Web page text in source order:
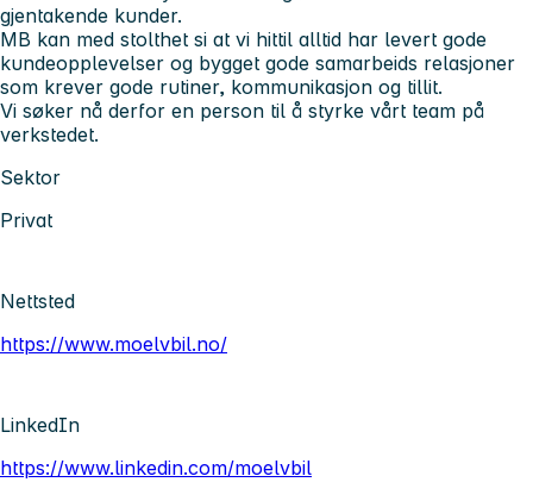
gjentakende kunder.
MB kan med stolthet si at vi hittil alltid har levert gode
kundeopplevelser og bygget gode samarbeids relasjoner
som krever gode rutiner, kommunikasjon og tillit.
Vi søker nå derfor en person til å styrke vårt team på
verkstedet.
Sektor
Privat
Nettsted
https://www.moelvbil.no/
LinkedIn
https://www.linkedin.com/moelvbil